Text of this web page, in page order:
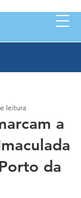
a
da
leitura